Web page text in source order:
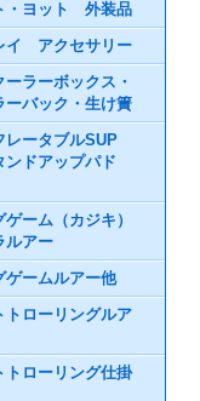
・ヨット 外装品
イ アクセサリー
ーラーボックス・
ーバック・生け簀
レータブルSUP
ンドアップパド
ゲーム（カジキ）
ルアー
ゲームルアー他
トローリングルア
トローリング仕掛